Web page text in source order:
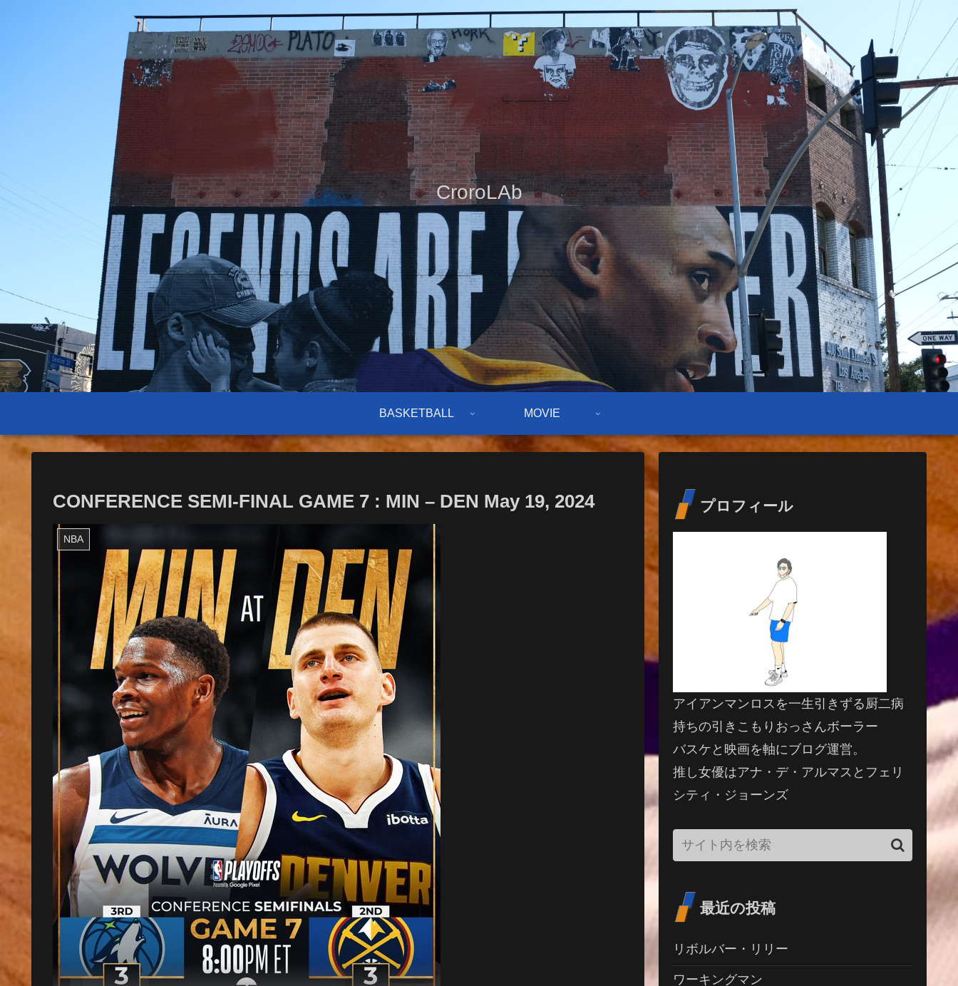
CroroLAb
BASKETBALL MOVIE
CONFERENCE SEMI-FINAL GAME 7 : MIN – DEN May 19, 2024
NBA
プロフィール
アイアンマンロスを一生引きずる厨二病
持ちの引きこもりおっさんボーラー
バスケと映画を軸にブログ運営。
推し女優はアナ・デ・アルマスとフェリ
シティ・ジョーンズ
最近の投稿
リボルバー・リリー
ワーキングマン